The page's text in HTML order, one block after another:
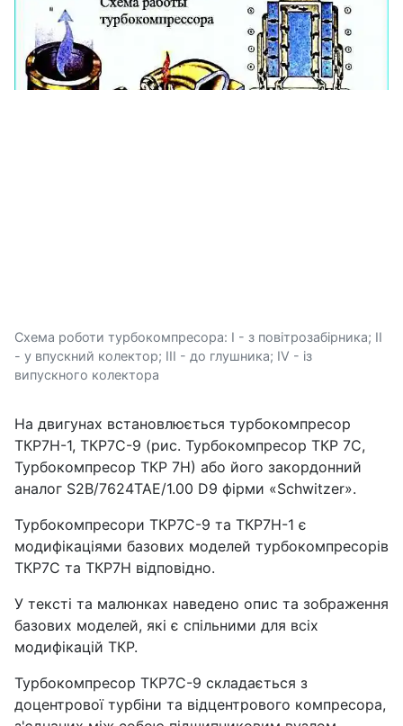
Схема роботи турбокомпресора: І - з повітрозабірника; ІІ
- у впускний колектор; ІІІ - до глушника; IV - із
випускного колектора
На двигунах встановлюється турбокомпресор
ТКР7Н-1, ТКР7С-9 (рис. Турбокомпресор ТКР 7С,
Турбокомпресор ТКР 7Н) або його закордонний
аналог S2B/7624TAE/1.00 D9 фірми «Schwitzer».
Турбокомпресори ТКР7С-9 та ТКР7Н-1 є
модифікаціями базових моделей турбокомпресорів
ТКР7С та ТКР7Н відповідно.
У тексті та малюнках наведено опис та зображення
базових моделей, які є спільними для всіх
модифікацій ТКР.
Турбокомпресор ТКР7С-9 складається з
доцентрової турбіни та відцентрового компресора,